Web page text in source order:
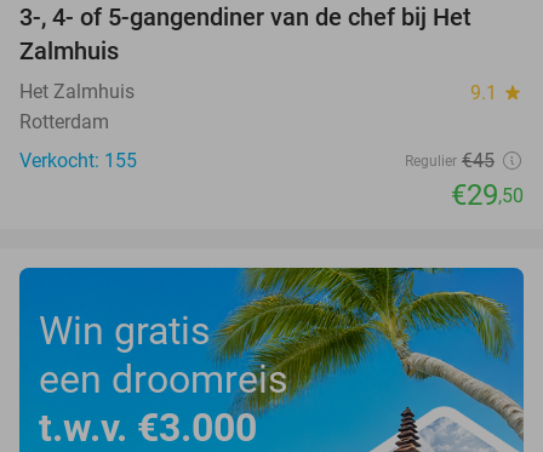
34%
3-, 4- of 5-gangendiner van de chef bij Het
Zalmhuis
Het Zalmhuis 9.1 star
Rotterdam
Verkocht: 155
Regulier €45
€29,50
Win gratis
een droomreis
t.w.v. €3.000